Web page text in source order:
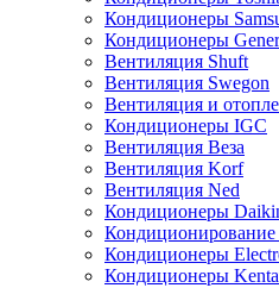
Кондиционеры
Кондиционеры
Вентиляция Shuft
Вентиляция Swegon
Вентиляция и
Кондиционеры IGC
Вентиляция Веза
Вентиляция Korf
Вентиляция Ned
Кондиционеры
Кондиционирование
Кондиционеры
Кондиционеры